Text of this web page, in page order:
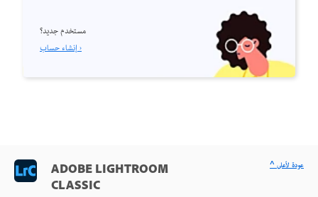
مستخدم جديد؟
إنشاء حساب ›
ADOBE LIGHTROOM
CLASSIC
^ عودة لأعلى